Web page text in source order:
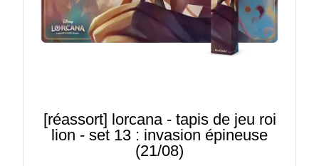
[réassort] lorcana - tapis de jeu roi
lion - set 13 : invasion épineuse
(21/08)